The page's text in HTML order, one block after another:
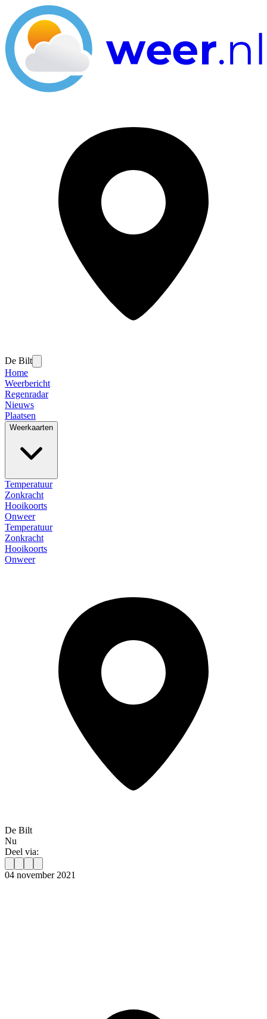
De Bilt
Home
Weerbericht
Regenradar
Nieuws
Plaatsen
Weerkaarten
Temperatuur
Zonkracht
Hooikoorts
Onweer
Temperatuur
Zonkracht
Hooikoorts
Onweer
De Bilt
Nu
Deel via:
04 november 2021